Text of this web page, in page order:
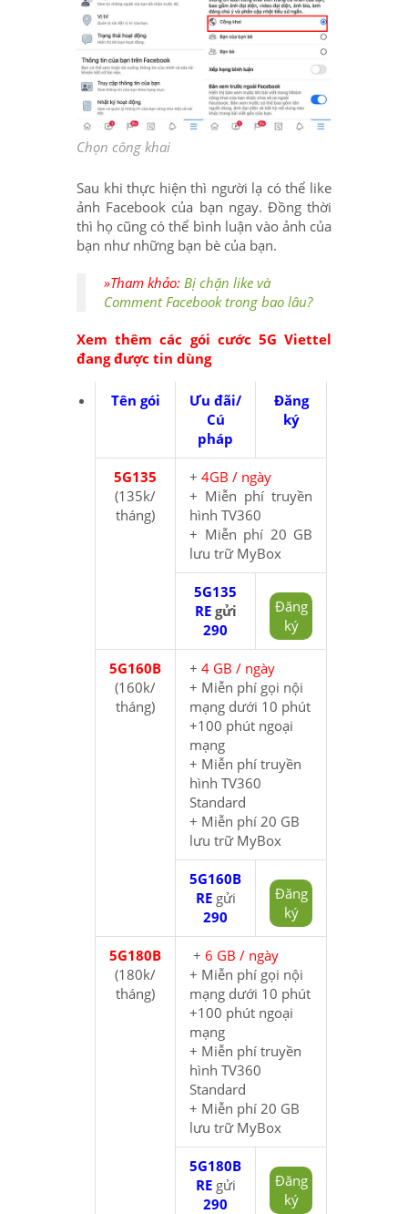
Chọn công khai
Sau khi thực hiện thì người lạ có thể like
ảnh Facebook của bạn ngay. Đồng thời
thì họ cũng có thể bình luận vào ảnh của
bạn như những bạn bè của bạn.
»Tham khảo: Bị chặn like và
Comment Facebook trong bao lâu?
Xem thêm các gói cước 5G Viettel
đang được tin dùng
Tên gói
Ưu đãi/
Cú
pháp
Đăng
ký
5G135
(135k/
tháng)
+ 4GB / ngày
+ Miễn phí truyền
hình TV360
+ Miễn phí 20 GB
lưu trữ MyBox
5G135
RE gửi
290
Đăng
ký
5G160B
(160k/
tháng)
+ 4 GB / ngày
+ Miễn phí gọi nội
mạng dưới 10 phút
+100 phút ngoại
mạng
+ Miễn phí truyền
hình TV360
Standard
+ Miễn phí 20 GB
lưu trữ MyBox
5G160B
REgửi
290
Đăng
ký
5G180B
(180k/
tháng)
+ 6 GB / ngày
+ Miễn phí gọi nội
mạng dưới 10 phút
+100 phút ngoại
mạng
+ Miễn phí truyền
hình TV360
Standard
+ Miễn phí 20 GB
lưu trữ MyBox
5G180B
REgửi
290
Đăng
ký